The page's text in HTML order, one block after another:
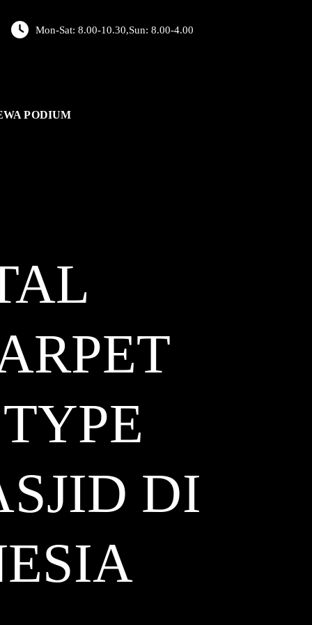
Mon-Sat: 8.00-10.30,Sun: 8.00-4.00
PODIUM
DI